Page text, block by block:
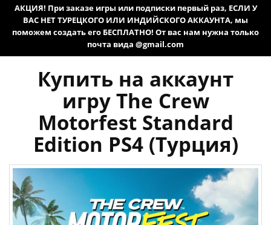
АКЦИЯ! При заказе игры или подписки первый раз, ЕСЛИ У
ВАС НЕТ ТУРЕЦКОГО ИЛИ ИНДИЙСКОГО АККАУНТА, мы
поможем создать его БЕСПЛАТНО! От вас нам нужна только
почта вида @gmail.com
Купить на аккаунт
игру The Crew
Motorfest Standard
Edition PS4 (Турция)